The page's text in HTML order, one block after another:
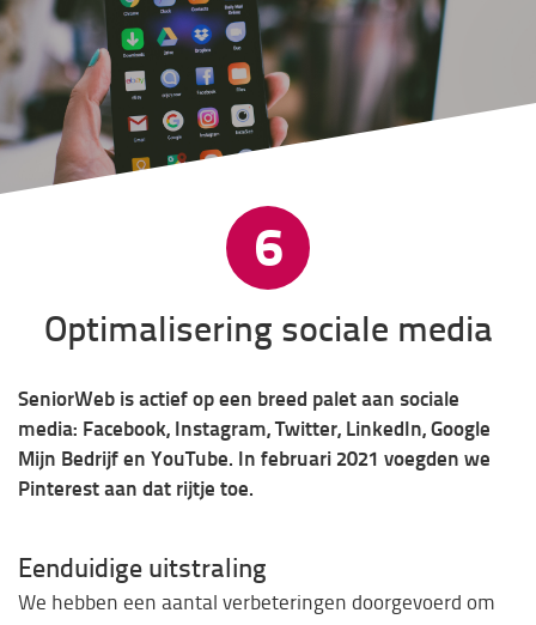
6
Optimalisering sociale media
SeniorWeb is actief op een breed palet aan sociale
media: Facebook, Instagram, Twitter, LinkedIn, Google
Mijn Bedrijf en YouTube. In februari 2021 voegden we
Pinterest aan dat rijtje toe.
Eenduidige uitstraling
We hebben een aantal verbeteringen doorgevoerd om